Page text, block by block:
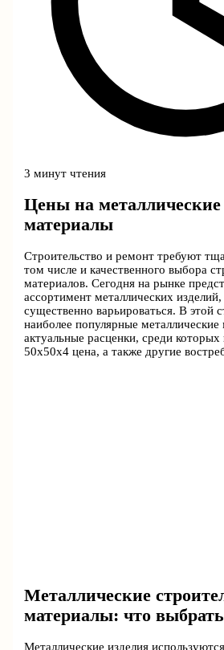
3 минут чтения
Цены на
материалы
Строительство и ремонт требуют
том числе и качественного выбора
материалов. Сегодня на рынке
ассортимент металлических
существенно варьироваться. В этой
наиболее популярные
актуальные расценки, среди которых
50х50х4 цена, а также другие
Металлические
материалы: что
Металлические изделия